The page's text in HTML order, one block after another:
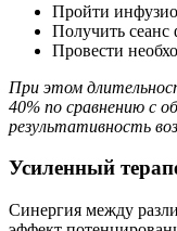
Пройти
Получить сеанс
Провести
При этом
40% по сравнению с
результативность
Усиленный
Синергия между